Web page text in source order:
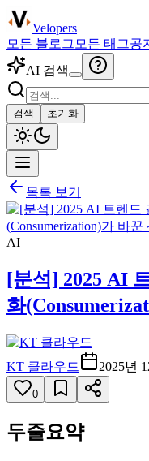
Velopers
모든 블로그 모든 태그공
AI 검색
검색 초기화
목록 보기
AI
[분석] 2025 AI
화
KT 클라우드 2025년
0
두줄요약